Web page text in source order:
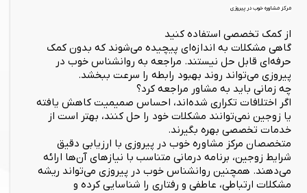
مرکز مشاوره خوب در پیروزی
از کمک تخصصی استفاده کنید
گاهی مشکلات به اندازه‌ای پیچیده می‌شوند که بدون کمک
حرفه‌ای قابل حل نیستند. مراجعه به روانشناس خوب در
پیروزی می‌تواند روند بهبود رابطه را سرعت ببخشد.
چه زمانی باید به مشاور مراجعه کرد؟
اگر اختلافات تکراری شده‌اند، احساس صمیمیت کاهش یافته
یا زوجین نمی‌توانند مشکلات خود را حل کنند، بهتر است از
خدمات تخصصی بهره بگیرند.
متخصصان مرکز مشاوره خوب در پیروزی با ارزیابی دقیق
شرایط زوجین، برنامه درمانی متناسب با نیازهای آن‌ها ارائه
می‌دهند. همچنین روانشناس خوب در پیروزی می‌تواند ریشه
مشکلات ارتباطی، عاطفی و رفتاری را شناسایی کرده و